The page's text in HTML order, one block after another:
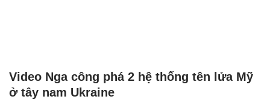
Video Nga công phá 2 hệ thống tên lửa Mỹ
ở tây nam Ukraine